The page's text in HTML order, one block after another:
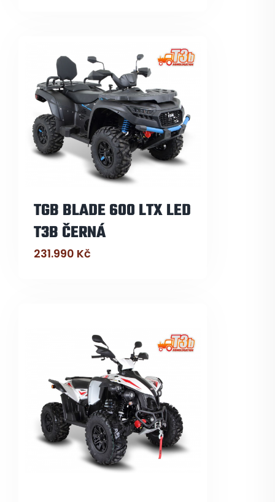
TGB BLADE 600 LTX LED
T3B ČERNÁ
231.990 Kč